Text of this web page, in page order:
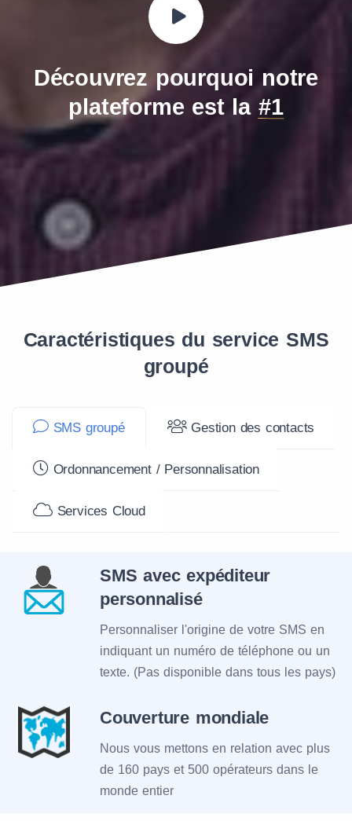
Découvrez pourquoi notre
plateforme est la #1
Caractéristiques du service SMS
groupé
SMS groupé Gestion des contacts
Ordonnancement / Personnalisation
Services Cloud
SMS avec expéditeur
personnalisé
Personnaliser l'origine de votre SMS en
indiquant un numéro de téléphone ou un
texte. (Pas disponible dans tous les pays)
Couverture mondiale
Nous vous mettons en relation avec plus
de 160 pays et 500 opérateurs dans le
monde entier